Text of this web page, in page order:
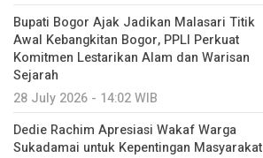
Bupati Bogor Ajak Jadikan Malasari Titik
Awal Kebangkitan Bogor, PPLI Perkuat
Komitmen Lestarikan Alam dan Warisan
Sejarah
28 July 2026 - 14:02 WIB
Dedie Rachim Apresiasi Wakaf Warga
Sukadamai untuk Kepentingan Masyarakat